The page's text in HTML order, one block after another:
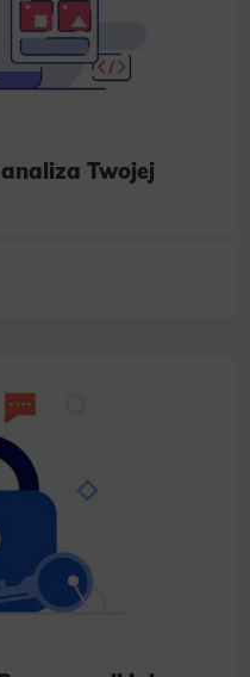
Twojej